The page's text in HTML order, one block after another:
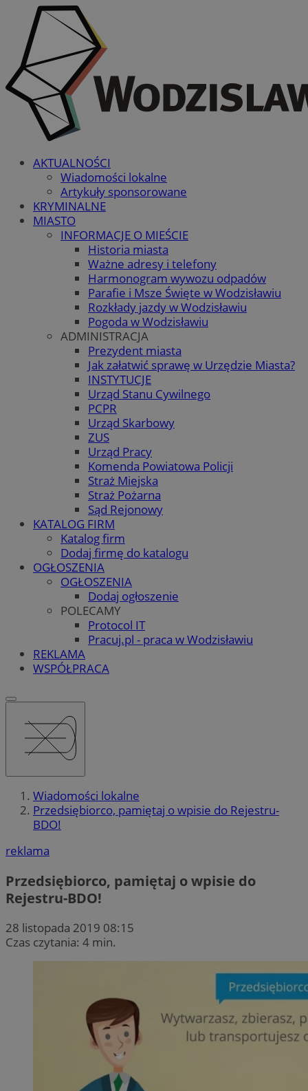
AKTUALNOŚCI
Wiadomości lokalne
Artykuły sponsorowane
KRYMINALNE
MIASTO
INFORMACJE O MIEŚCIE
Historia miasta
Ważne adresy i telefony
Harmonogram wywozu odpadów
Parafie i Msze Święte w Wodzisławiu
Rozkłady jazdy w Wodzisławiu
Pogoda w Wodzisławiu
ADMINISTRACJA
Prezydent miasta
Jak załatwić sprawę w Urzędzie Miasta?
INSTYTUCJE
Urząd Stanu Cywilnego
PCPR
Urząd Skarbowy
ZUS
Urząd Pracy
Komenda Powiatowa Policji
Straż Miejska
Straż Pożarna
Sąd Rejonowy
KATALOG FIRM
Katalog firm
Dodaj firmę do katalogu
OGŁOSZENIA
OGŁOSZENIA
Dodaj ogłoszenie
POLECAMY
Protocol IT
Pracuj.pl - praca w Wodzisławiu
REKLAMA
WSPÓŁPRACA
Wiadomości lokalne
Przedsiębiorco, pamiętaj o wpisie do Rejestru-
BDO!
reklama
Przedsiębiorco, pamiętaj o wpisie do
Rejestru-BDO!
28 listopada 2019 08:15
Czas czytania: 4 min.